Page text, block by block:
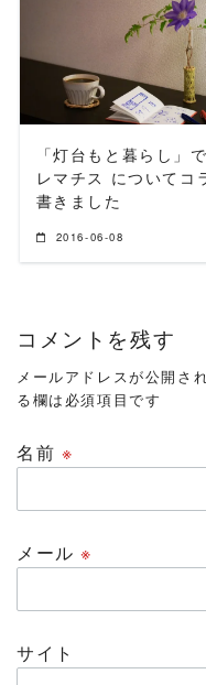
READ MORE
「灯台もと暮らし」
レマチス についてコ
書きました
2016-06-08
コメントを残す
メールアドレスが公開さ
る欄は必須項目です
名前 ※
メール※
サイト